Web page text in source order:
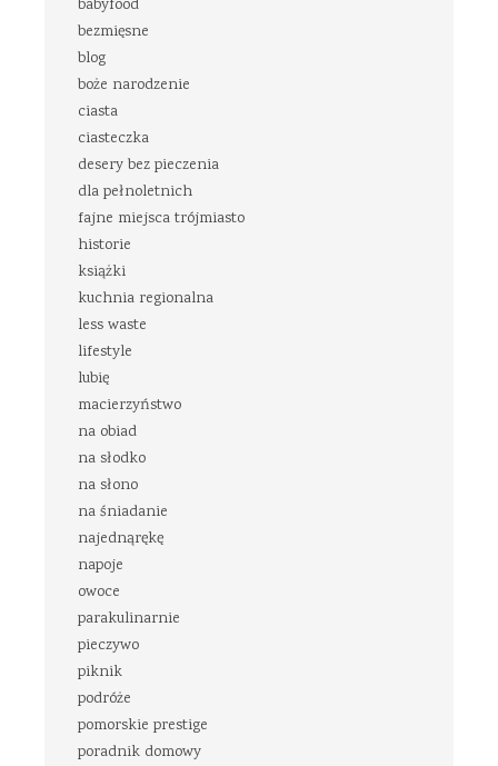
babyfood
bezmięsne
blog
boże narodzenie
ciasta
ciasteczka
desery bez pieczenia
dla pełnoletnich
fajne miejsca trójmiasto
historie
książki
kuchnia regionalna
less waste
lifestyle
lubię
macierzyństwo
na obiad
na słodko
na słono
na śniadanie
najednąrękę
napoje
owoce
parakulinarnie
pieczywo
piknik
podróże
pomorskie prestige
poradnik domowy